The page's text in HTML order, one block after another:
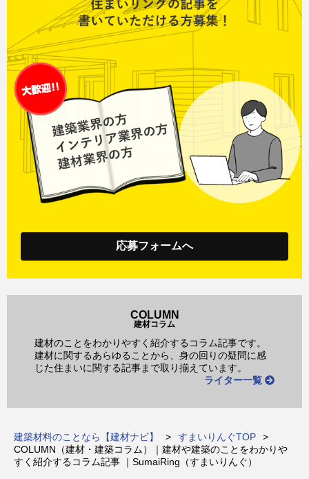
応募フォームへ
COLUMN
建材コラム
建材のことをわかりやすく紹介するコラム記事です。
建材に関するあらゆることから、身の回りの疑問に感
じた住まいに関する記事まで取り揃えています。
ライター一覧
建築材料のことなら【建材ナビ】
すまいりんぐTOP
COLUMN（建材・建築コラム）｜建材や建築のことをわかりや
すく紹介するコラム記事 ｜SumaiRing（すまいりんぐ）